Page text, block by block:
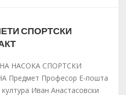
СПОРТСКИ
НАСОКА СПОРТСКИ
Предмет Професор Е-пошта
Иван Анастасовски